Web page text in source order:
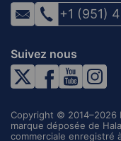
+1 (951)
Suivez nous
Copyright © 2014–2026
marque déposée de
commerciale enregistré